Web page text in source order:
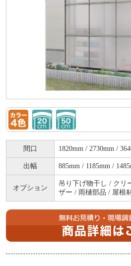
間口 1820mm / 2730mm /
出幅 885mm / 1185mm /
オプション
吊り下げ物干し / クリ
ザー / 雨樋部品 / 屋根